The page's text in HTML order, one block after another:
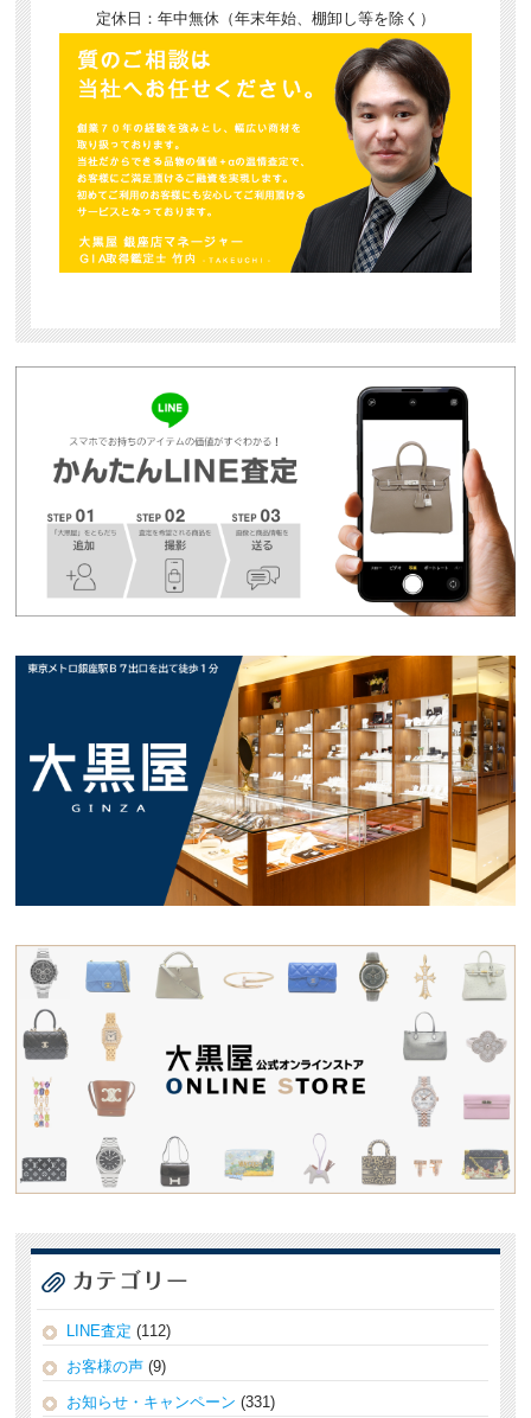
定休日：年中無休（年末年始、棚卸し等を除く）
LINE査定 (112)
お客様の声 (9)
お知らせ・キャンペーン (331)